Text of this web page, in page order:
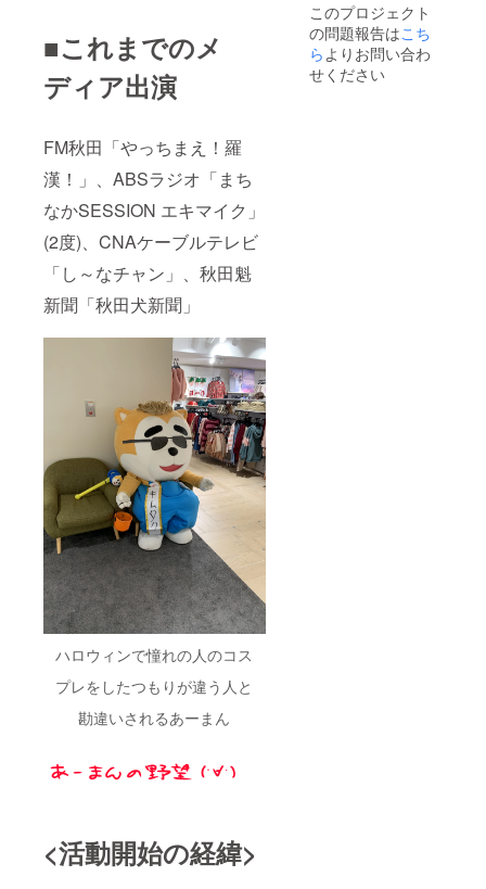
■これまでのメ
ディア出演
FM秋田「やっちまえ！羅
漢！」、ABSラジオ「まち
なかSESSION エキマイク」
(2度)、CNAケーブルテレビ
「し～なチャン」、秋田魁
新聞「秋田犬新聞」
ハロウィンで憧れの人のコス
プレをしたつもりが違う人と
勘違いされるあーまん
<活動開始の経緯>
このプロジェクト
の問題報告はこち
らよりお問い合わ
せください